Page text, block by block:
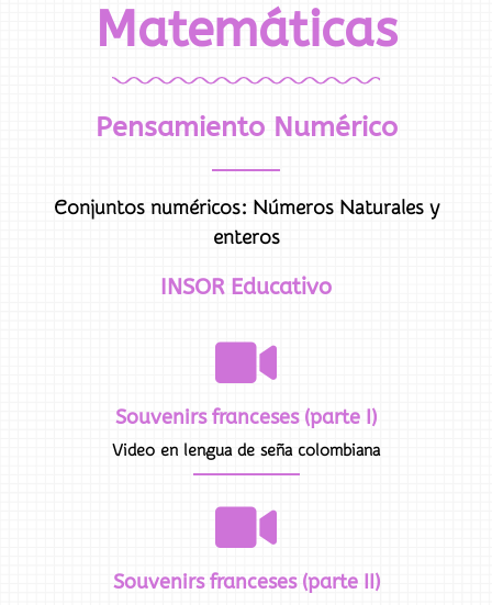
Matemáticas
Pensamiento Numérico
Conjuntos numéricos: Números Naturales y
enteros
INSOR Educativo
Souvenirs franceses (parte I)
Video en lengua de seña colombiana
Souvenirs franceses (parte II)